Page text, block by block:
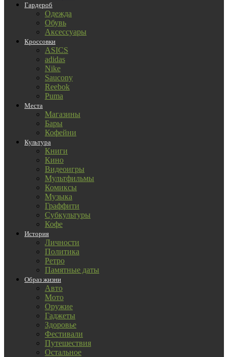
Гардероб
Одежда
Обувь
Аксессуары
Кроссовки
ASICS
adidas
Nike
Saucony
Reebok
Puma
Места
Магазины
Бары
Кофейни
Культура
Книги
Кино
Видеоигры
Мультфильмы
Комиксы
Музыка
Граффити
Субкультуры
Кофе
История
Личности
Политика
Ретро
Памятные даты
Образ жизни
Авто
Мото
Оружие
Гаджеты
Здоровье
Фестивали
Путешествия
Остальное